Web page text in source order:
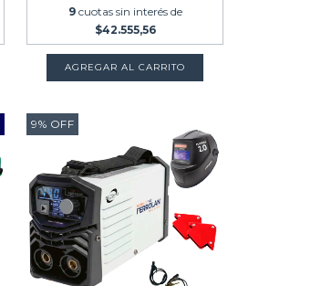
9 cuotas sin interés de
$42.555,56
AGREGAR AL CARRITO
9% OFF